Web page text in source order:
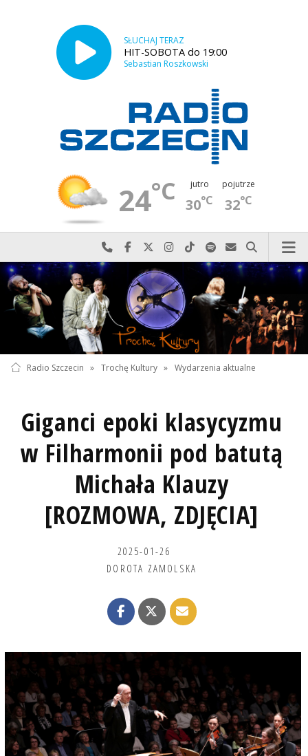
SŁUCHAJ TERAZ
HIT-SOBOTA do 19:00
Sebastian Roszkowski
24°C jutro
30°C
pojutrze
32°C
Najlepiej po prostu do nas zadzwoń
Odwiedź nas na Facebook-u
Odwiedź nas na X
Odwiedź nas na Instagram-ie
Odwiedź nas na TikTok-u
Szukaj nas na Spotify
Wyślij do nas
Szukaj
Radio Szczecin » Trochę Kultury » Wydarzenia aktualne
Giganci epoki klasycyzmu
w Filharmonii pod batutą
Michała Klauzy
[ROZMOWA, ZDJĘCIA]
2025-01-26
DOROTA ZAMOLSKA